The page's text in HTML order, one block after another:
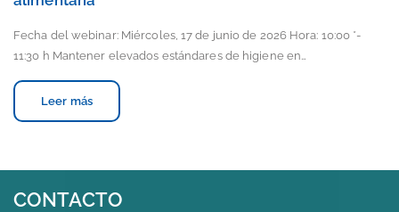
Fecha del webinar: Miércoles, 17 de junio de 2026 Hora: 10:00 *-
11:30 h Mantener elevados estándares de higiene en…
Leer más
CONTACTO